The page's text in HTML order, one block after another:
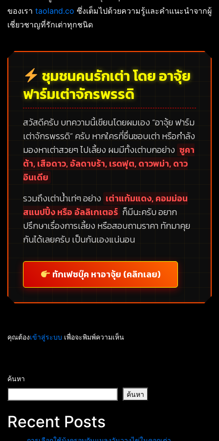
ของเรา taoland.co ซึ่งเต็มไปด้วยความรู้และคำแนะนำจากผู้
เชี่ยวชาญที่รักเต่าทุกชนิด
ชุมชนคนรักเต่า โดย อาจุ้ย
ฟาร์มเต่าจักรพรรดิ
สวัสดีครับ บทความนี้เขียนโดยผมเอง “อาจุ้ย ฟาร์ม
เต่าจักรพรรดิ”ครับ หากใครที่ชื่นชอบเต่า หรือกำลัง
มองหาเต่าสวยๆ ไปเลี้ยง ผมมีทั้งเต่าบกอย่าง ซูคา
ต้า, เสือดาว, อัลดาบร้า, เรดฟุต, ดาวพม่า, ดาว
อินเดีย
รวมถึงเต่าน้ำเท่ๆ อย่าง เต่าแก้มแดง, คอมม่อน
สแนปปิ้ง หรือ อัลลิเกเตอร์ ก็มีนะครับ อยาก
ปรึกษาเรื่องการเลี้ยง หรือสอบถามราคา ทักมาคุย
กันได้เลยครับ เป็นกันเองแน่นอน
ทักเฟซบุ๊ค หาอาจุ้ย (คลิกเลย)
คุณต้องเข้าสู่ระบบ เพื่อจะพิมพ์ความเห็น
ค้นหา
ค้นหา
Recent Posts